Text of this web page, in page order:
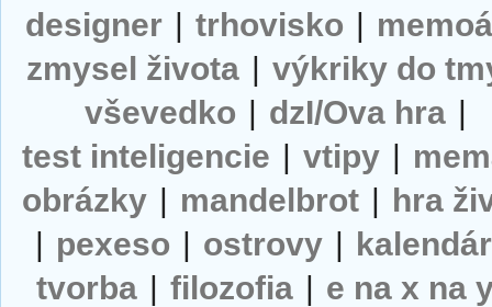
designer | trhovisko |
zmysel života | výkriky do
vševedko | dzI/Ova hra |
test inteligencie | vtipy |
obrázky | mandelbrot | hra
| pexeso | ostrovy | kalendár
tvorba | filozofia | e na x na